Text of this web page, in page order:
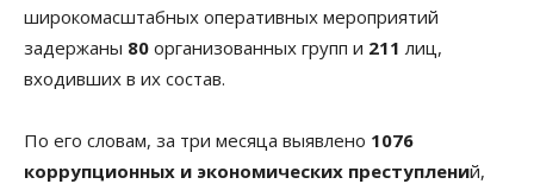
широкомасштабных оперативных мероприятий
задержаны 80 организованных групп и 211 лиц,
входивших в их состав.
По его словам, за три месяца выявлено 1076
коррупционных и экономических преступлений,